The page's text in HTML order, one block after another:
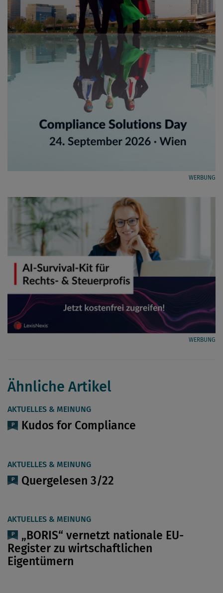
WERBUNG
WERBUNG
Ähnliche Artikel
AKTUELLES & MEINUNG
Kudos for Compliance
AKTUELLES & MEINUNG
Quergelesen 3/22
AKTUELLES & MEINUNG
„BORIS“ vernetzt nationale EU-
Register zu wirtschaftlichen
Eigentümern